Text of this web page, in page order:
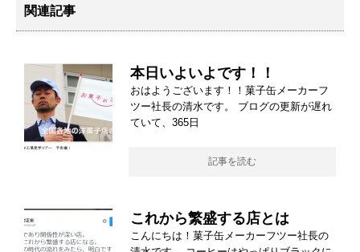
関連記事
本日いよいよです！！
おはようございます！！菓子缶メーカーフ
ツー社長の清水です。 ブログの更新が遅れ
ていて、365日
記事を読む
これから繁盛する店とは
こんにちは！菓子缶メーカーフツー社長の